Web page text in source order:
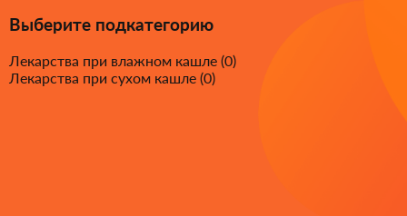
Выберите подкатегорию
Лекарства при влажном кашле (0)
Лекарства при сухом кашле (0)